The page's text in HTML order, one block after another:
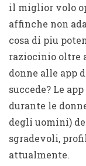
il miglior volo
affinche non
cosa di piu
raziocinio oltre
donne alle app
succede? Le
durante le
degli uomini)
sgradevoli,
attualmente.